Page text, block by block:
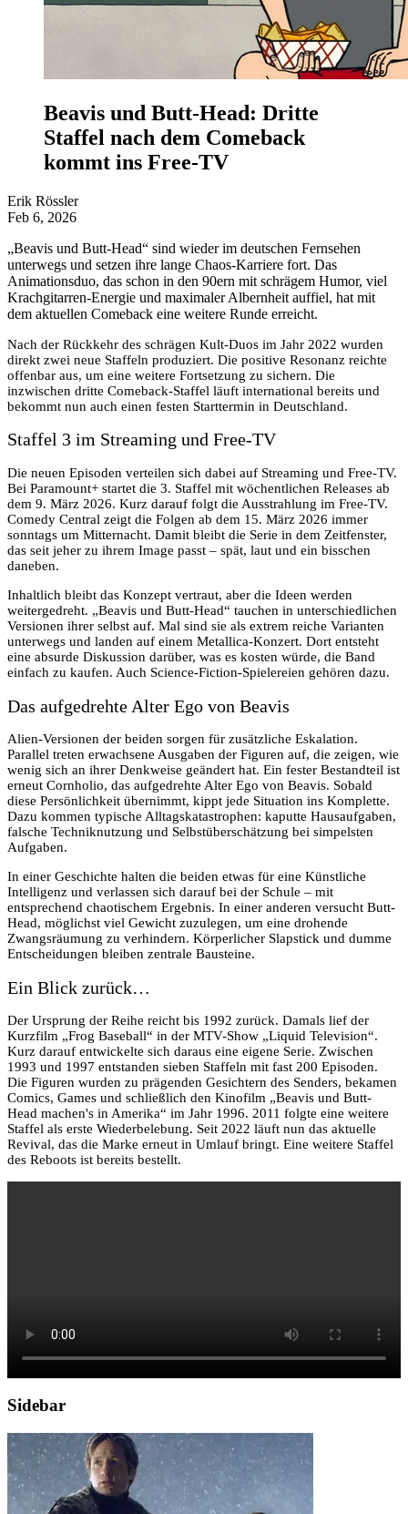
Beavis und Butt-Head: Dritte
Staffel nach dem Comeback
kommt ins Free-TV
Erik Rössler
Feb 6, 2026
„Beavis und Butt-Head“ sind wieder im deutschen Fernsehen
unterwegs und setzen ihre lange Chaos-Karriere fort. Das
Animationsduo, das schon in den 90ern mit schrägem Humor, viel
Krachgitarren-Energie und maximaler Albernheit auffiel, hat mit
dem aktuellen Comeback eine weitere Runde erreicht.
Nach der Rückkehr des schrägen Kult-Duos im Jahr 2022 wurden
direkt zwei neue Staffeln produziert. Die positive Resonanz reichte
offenbar aus, um eine weitere Fortsetzung zu sichern. Die
inzwischen dritte Comeback-Staffel läuft international bereits und
bekommt nun auch einen festen Starttermin in Deutschland.
Staffel 3 im Streaming und Free-TV
Die neuen Episoden verteilen sich dabei auf Streaming und Free-TV.
Bei Paramount+ startet die 3. Staffel mit wöchentlichen Releases ab
dem 9. März 2026. Kurz darauf folgt die Ausstrahlung im Free-TV.
Comedy Central zeigt die Folgen ab dem 15. März 2026 immer
sonntags um Mitternacht. Damit bleibt die Serie in dem Zeitfenster,
das seit jeher zu ihrem Image passt – spät, laut und ein bisschen
daneben.
Inhaltlich bleibt das Konzept vertraut, aber die Ideen werden
weitergedreht. „Beavis und Butt-Head“ tauchen in unterschiedlichen
Versionen ihrer selbst auf. Mal sind sie als extrem reiche Varianten
unterwegs und landen auf einem Metallica-Konzert. Dort entsteht
eine absurde Diskussion darüber, was es kosten würde, die Band
einfach zu kaufen. Auch Science-Fiction-Spielereien gehören dazu.
Das aufgedrehte Alter Ego von Beavis
Alien-Versionen der beiden sorgen für zusätzliche Eskalation.
Parallel treten erwachsene Ausgaben der Figuren auf, die zeigen, wie
wenig sich an ihrer Denkweise geändert hat. Ein fester Bestandteil ist
erneut Cornholio, das aufgedrehte Alter Ego von Beavis. Sobald
diese Persönlichkeit übernimmt, kippt jede Situation ins Komplette.
Dazu kommen typische Alltagskatastrophen: kaputte Hausaufgaben,
falsche Techniknutzung und Selbstüberschätzung bei simpelsten
Aufgaben.
In einer Geschichte halten die beiden etwas für eine Künstliche
Intelligenz und verlassen sich darauf bei der Schule – mit
entsprechend chaotischem Ergebnis. In einer anderen versucht Butt-
Head, möglichst viel Gewicht zuzulegen, um eine drohende
Zwangsräumung zu verhindern. Körperlicher Slapstick und dumme
Entscheidungen bleiben zentrale Bausteine.
Ein Blick zurück…
Der Ursprung der Reihe reicht bis 1992 zurück. Damals lief der
Kurzfilm „Frog Baseball“ in der MTV-Show „Liquid Television“.
Kurz darauf entwickelte sich daraus eine eigene Serie. Zwischen
1993 und 1997 entstanden sieben Staffeln mit fast 200 Episoden.
Die Figuren wurden zu prägenden Gesichtern des Senders, bekamen
Comics, Games und schließlich den Kinofilm „Beavis und Butt-
Head machen's in Amerika“ im Jahr 1996. 2011 folgte eine weitere
Staffel als erste Wiederbelebung. Seit 2022 läuft nun das aktuelle
Revival, das die Marke erneut in Umlauf bringt. Eine weitere Staffel
des Reboots ist bereits bestellt.
Sidebar